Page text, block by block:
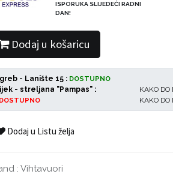
ISPORUKA SLIJEDEĆI RADNI
DAN!
Dodaj u košaricu
- Lanište 15 : DOSTUPNO
KAKO DO
- streljana "Pampas" :
KAKO DO
Dodaj u Listu želja
: Vihtavuori